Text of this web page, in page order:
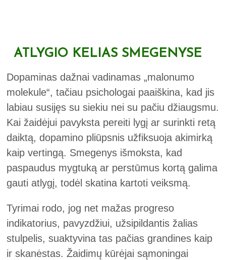
ATLYGIO KELIAS SMEGENYSE
Dopaminas dažnai vadinamas „malonumo
molekule“, tačiau psichologai paaiškina, kad jis
labiau susijęs su siekiu nei su pačiu džiaugsmu.
Kai žaidėjui pavyksta pereiti lygį ar surinkti retą
daiktą, dopamino pliūpsnis užfiksuoja akimirką
kaip vertingą. Smegenys išmoksta, kad
paspaudus mygtuką ar perstūmus kortą galima
gauti atlygį, todėl skatina kartoti veiksmą.
Tyrimai rodo, jog net mažas progreso
indikatorius, pavyzdžiui, užsipildantis žalias
stulpelis, suaktyvina tas pačias grandines kaip
ir skanėstas. Žaidimų kūrėjai sąmoningai